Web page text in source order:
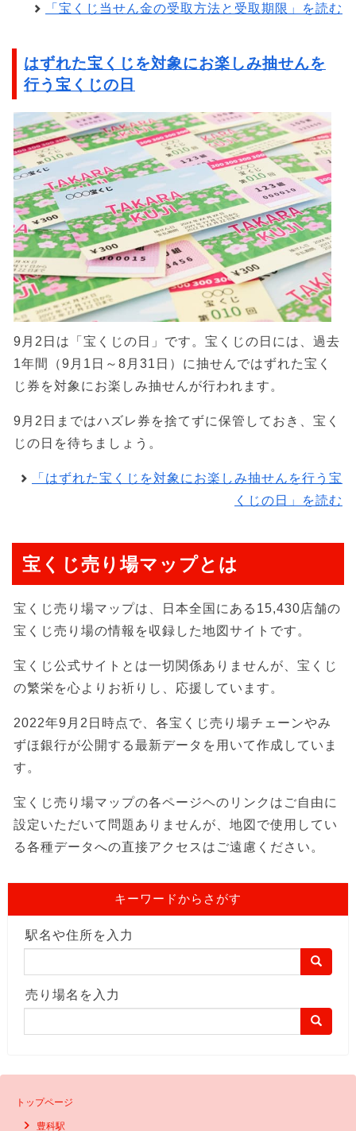
「宝くじ当せん金の受取方法と受取期限」を読む
はずれた宝くじを対象にお楽しみ抽せんを
行う宝くじの日
9月2日は「宝くじの日」です。宝くじの日には、過去
1年間（9月1日～8月31日）に抽せんではずれた宝く
じ券を対象にお楽しみ抽せんが行われます。
9月2日まではハズレ券を捨てずに保管しておき、宝く
じの日を待ちましょう。
「はずれた宝くじを対象にお楽しみ抽せんを行う宝
くじの日」を読む
宝くじ売り場マップとは
宝くじ売り場マップは、日本全国にある15,430店舗の
宝くじ売り場の情報を収録した地図サイトです。
宝くじ公式サイトとは一切関係ありませんが、宝くじ
の繁栄を心よりお祈りし、応援しています。
2022年9月2日時点で、各宝くじ売り場チェーンやみ
ずほ銀行が公開する最新データを用いて作成していま
す。
宝くじ売り場マップの各ページヘのリンクはご自由に
設定いただいて問題ありませんが、地図で使用してい
る各種データへの直接アクセスはご遠慮ください。
キーワードからさがす
駅名や住所を入力
売り場名を入力
トップページ
豊科駅